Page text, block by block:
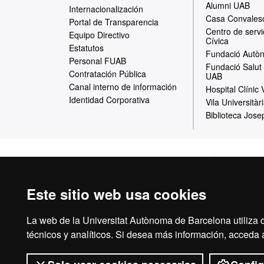
Este sitio web usa cookies
La web de la Universitat Autònoma de Barcelona utiliza
técnicos y analíticos. Si desea más información, acceda
Internacionalización
Portal de Transparencia
Equipo Directivo
Estatutos
Personal FUAB
Contratación Pública
Canal interno de información
Identidad Corporativa
Alumni UAB
Casa
Centro de
Cívica
Fundació
Fundació
UAB
Hospital Clínic
Vila
Biblioteca
La Fundació
Autònoma de
investigación y